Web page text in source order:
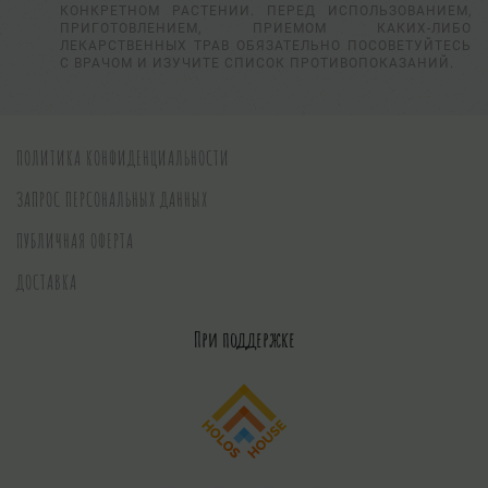
КОНКРЕТНОМ РАСТЕНИИ. ПЕРЕД ИСПОЛЬЗОВАНИЕМ,
ПРИГОТОВЛЕНИЕМ, ПРИЕМОМ КАКИХ-ЛИБО
ЛЕКАРСТВЕННЫХ ТРАВ ОБЯЗАТЕЛЬНО ПОСОВЕТУЙТЕСЬ
С ВРАЧОМ И ИЗУЧИТЕ СПИСОК ПРОТИВОПОКАЗАНИЙ.
ПОЛИТИКА КОНФИДЕНЦИАЛЬНОСТИ
ЗАПРОС ПЕРСОНАЛЬНЫХ ДАННЫХ
ПУБЛИЧНАЯ ОФЕРТА
ДОСТАВКА
При поддержке